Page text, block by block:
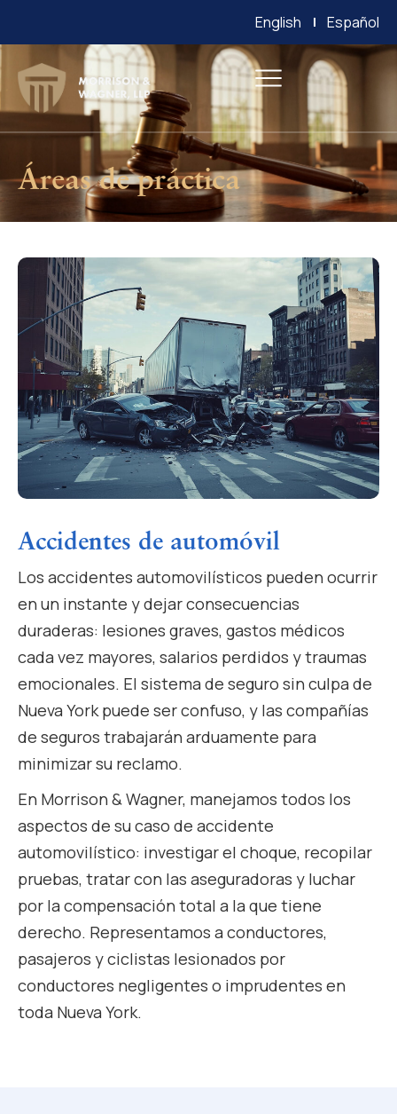
English Español
Áreas de práctica
Accidentes de automóvil
Los accidentes automovilísticos pueden ocurrir
en un instante y dejar consecuencias
duraderas: lesiones graves, gastos médicos
cada vez mayores, salarios perdidos y traumas
emocionales. El sistema de seguro sin culpa de
Nueva York puede ser confuso, y las compañías
de seguros trabajarán arduamente para
minimizar su reclamo.
En Morrison & Wagner, manejamos todos los
aspectos de su caso de accidente
automovilístico: investigar el choque, recopilar
pruebas, tratar con las aseguradoras y luchar
por la compensación total a la que tiene
derecho. Representamos a conductores,
pasajeros y ciclistas lesionados por
conductores negligentes o imprudentes en
toda Nueva York.